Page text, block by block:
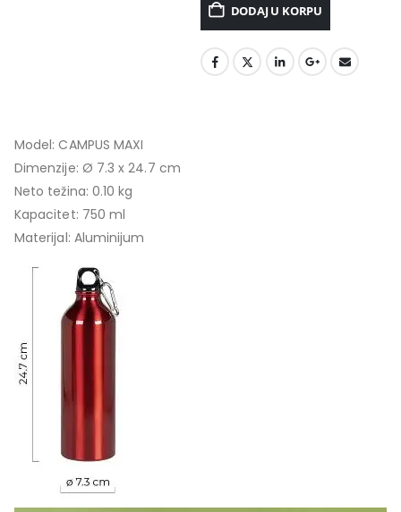
DODAJ U KORPU
Model: CAMPUS MAXI
Dimenzije: Ø 7.3 x 24.7 cm
Neto težina: 0.10 kg
Kapacitet: 750 ml
Materijal: Aluminijum